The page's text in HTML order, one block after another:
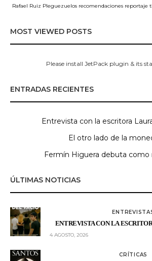
Rafael Ruiz Pleguezuelos recomendaciones reportaje
MOST VIEWED POSTS
Please install JetPack plugin & its
ENTRADAS RECIENTES
Entrevista con la escritora
El otro lado de la
Fermín Higuera debuta como
ÚLTIMAS NOTICIAS
ENTREVISTA CON LA
4 AGOSTO, 2026
CRÍTICAS